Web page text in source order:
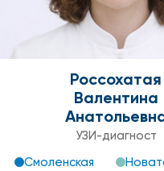
Россохатая
Валентина
УЗИ-диагност
Смоленская